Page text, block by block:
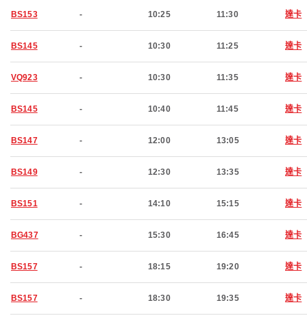
BS153 - 10:25 11:30 達卡
BS145 - 10:30 11:25 達卡
VQ923 - 10:30 11:35 達卡
BS145 - 10:40 11:45 達卡
BS147 - 12:00 13:05 達卡
BS149 - 12:30 13:35 達卡
BS151 - 14:10 15:15 達卡
BG437 - 15:30 16:45 達卡
BS157 - 18:15 19:20 達卡
BS157 - 18:30 19:35 達卡